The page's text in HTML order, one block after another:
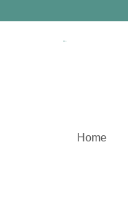
Home